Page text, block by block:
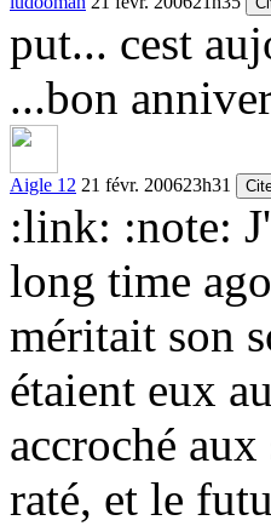
put... cest
...bon
Aigle 12 21 févr. 200623h31
:link: :note:
long time
méritait son
étaient eux
accroché
raté, et le